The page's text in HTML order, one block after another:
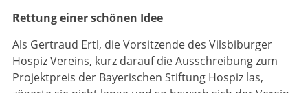
Rettung einer schönen Idee
Als Gertraud Ertl, die Vorsitzende des Vilsbiburger
Hospiz Vereins, kurz darauf die Ausschreibung zum
Projektpreis der Bayerischen Stiftung Hospiz las,